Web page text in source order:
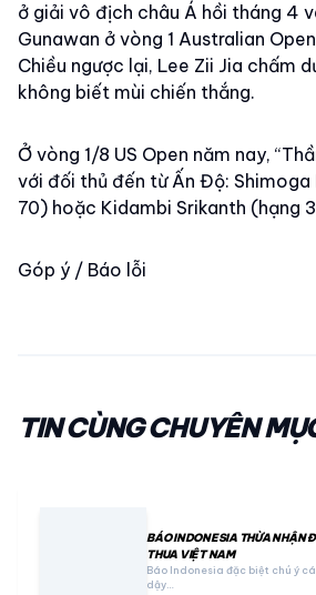
ở giải vô địch châu Á hồi tháng 4
Gunawan ở vòng 1 Australian
Chiều ngược lại, Lee Zii Jia chấm
không biết mùi chiến thắng.
Ở vòng 1/8 US Open năm nay,
với đối thủ đến từ Ấn Độ: Shimoga
70) hoặc Kidambi Srikanth (hạng
Góp ý / Báo lỗi
TIN CÙNG CHUYÊN
BÁO INDONESIA THỪA NHẬN
THUA VIỆT NAM
Báo Indonesia đặc biệt chú ý
dậy…